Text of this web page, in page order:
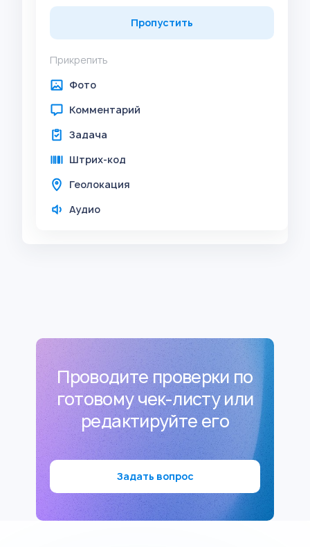
Пропустить
Прикрепить
Фото
Комментарий
Задача
Штрих-код
Геолокация
Аудио
Проводите проверки по
готовому чек-листу или
редактируйте его
Задать вопрос